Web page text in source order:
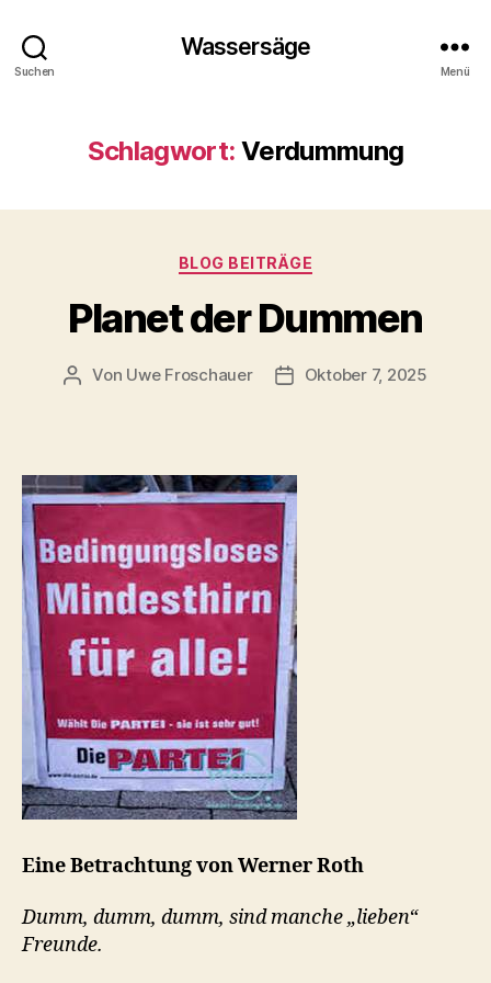
Suchen
Wassersäge
Menü
Schlagwort: Verdummung
Kategorien
BLOG BEITRÄGE
Planet der Dummen
Beitragsautor
Von Uwe Froschauer Beitragsdatum
Oktober 7, 2025
Eine Betrachtung von Werner Roth
Dumm, dumm, dumm, sind manche „lieben“
Freunde.